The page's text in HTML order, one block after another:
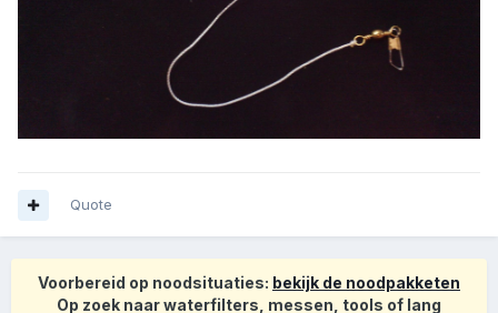
Quote
Voorbereid op noodsituaties: bekijk de noodpakketen
Op zoek naar waterfilters, messen, tools of lang